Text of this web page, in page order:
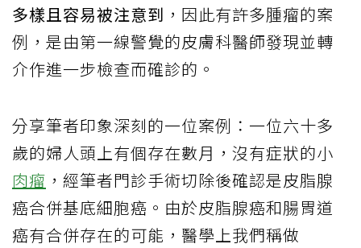
多樣且容易被注意到 ，因此有許多腫瘤的案
例，是由第一線警覺的皮膚科醫師發現並轉
介作進一步檢查而確診的。
分享筆者印象深刻的一位案例：一位六十多
歲的婦人頭上有個存在數月，沒有症狀的小
肉瘤 ，經筆者門診手術切除後確認是皮脂腺
癌合併基底細胞癌。由於皮脂腺癌和腸胃道
癌有合併存在的可能，醫學上我們稱做